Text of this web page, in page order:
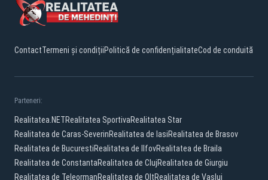
ContactTermeni și condițiiPolitică de confidențialitateCod de conduită
Parteneri:
Realitatea.NETRealitatea SportivaRealitatea Star
Realitatea de Caras-SeverinRealitatea de IasiRealitatea de Brasov
Realitatea de BucurestiRealitatea de IlfovRealitatea de Braila
Realitatea de ConstantaRealitatea de ClujRealitatea de Giurgiu
Realitatea de TeleormanRealitatea de OltRealitatea de Vaslui